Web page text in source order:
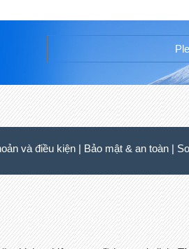
và điều kiện | Bảo mật & an toàn |